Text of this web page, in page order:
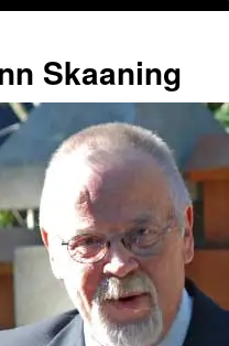
Skaaning